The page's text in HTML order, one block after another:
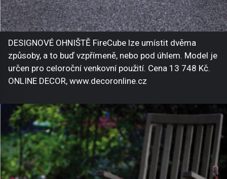
DESIGNOVÉ OHNIŠTĚ FireCube lze umístit dvěma
způsoby, a to buď vzpřímeně, nebo pod úhlem. Model je
určen pro celoroční venkovní použití. Cena 13 748 Kč.
ONLINE DECOR, www.decoronline.cz